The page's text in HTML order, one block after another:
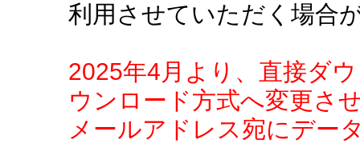
利用させていただく場合
2025年4月より、直接ダ
ウンロード方式へ変更さ
メールアドレス宛にデー